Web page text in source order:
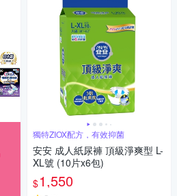
獨特ZIOX配方，有效抑菌
安安 成人紙尿褲 頂級淨爽型 L-
XL號 (10片x6包)
$1,550